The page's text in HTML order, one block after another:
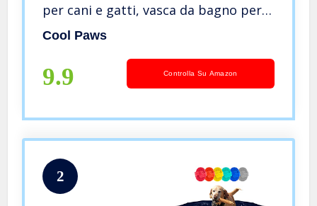
per cani e gatti, vasca da bagno per
cani e interni, per interni ed esterni
Cool Paws
9.9 Controlla Su Amazon
2